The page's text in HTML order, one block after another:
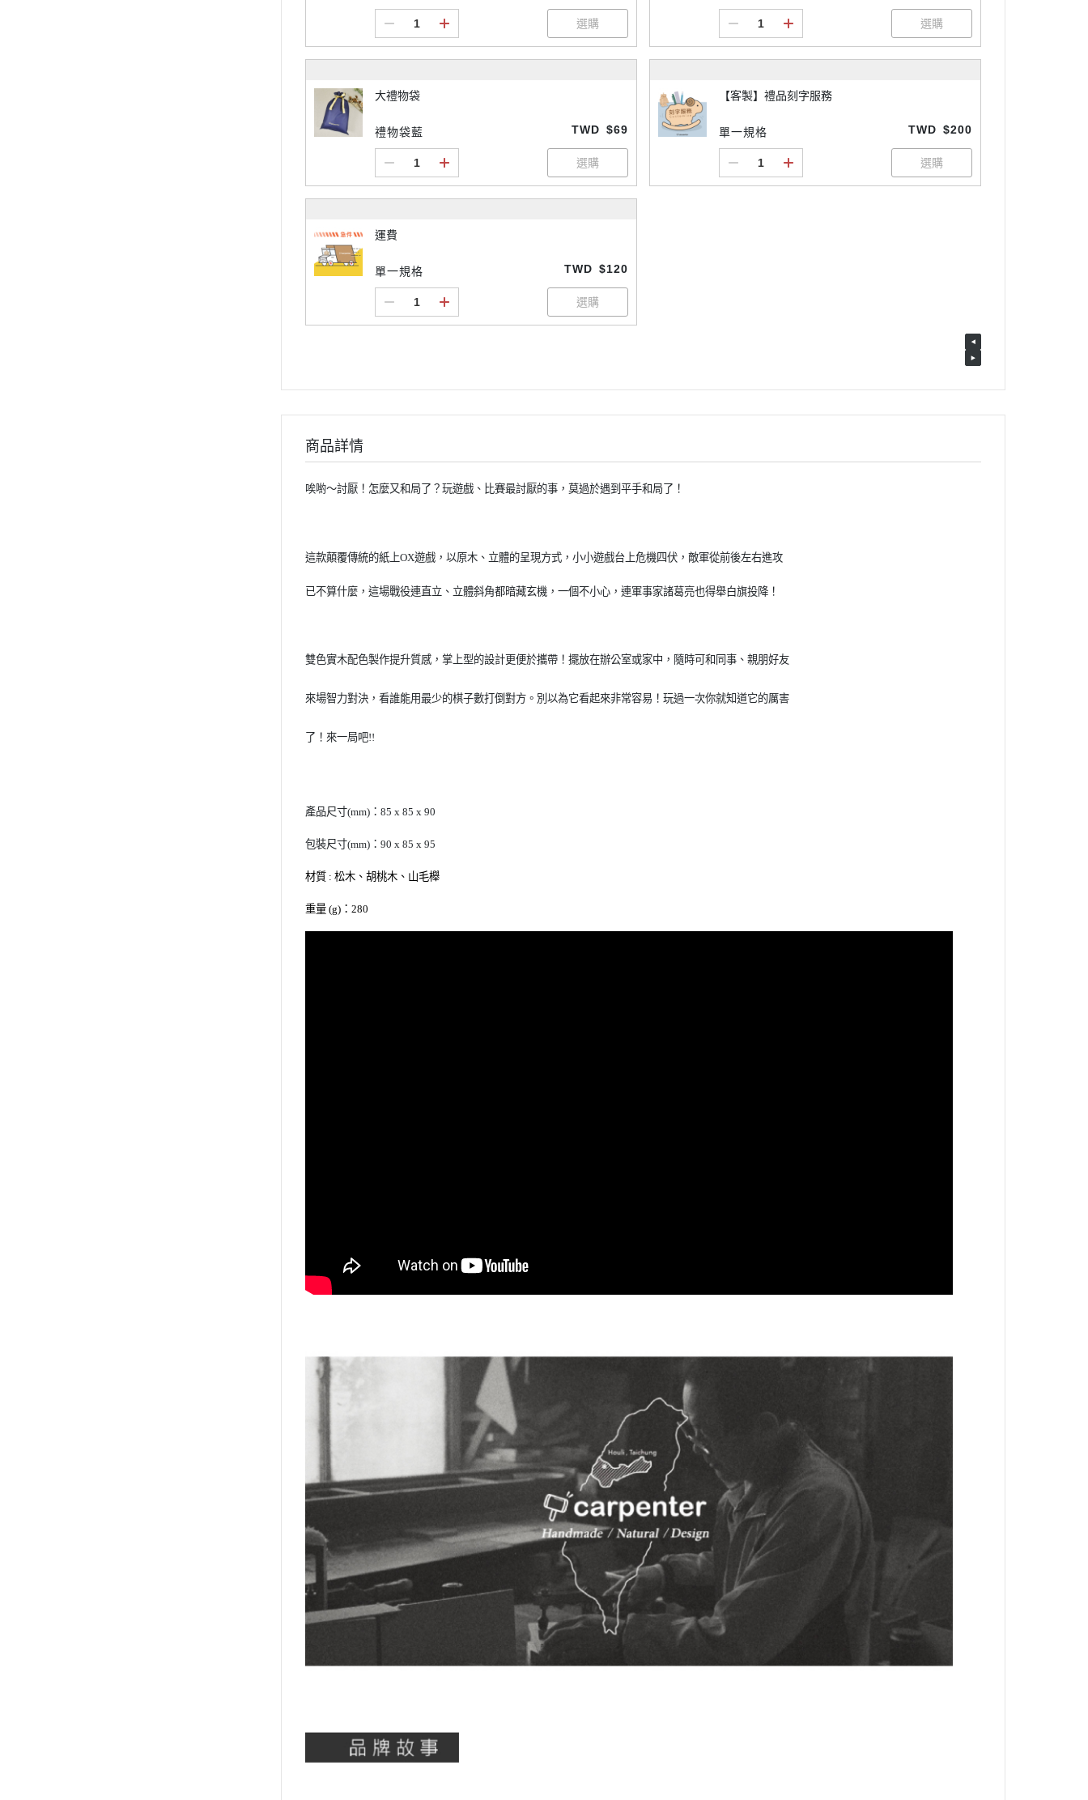
大禮物袋
禮物袋藍 TWD $69
【客製】禮品刻字服務
單一規格 TWD $200
運費
單一規格 TWD $120
商品詳情
唉喲～討厭！怎麼又和局了？ 玩遊戲、比賽最討厭的事，莫過於遇到平手和局了！
這款顛覆傳統的紙上OX遊戲，以原木、 立體的呈現方式，小小遊戲台上危機四伏，敵軍從前後左右進攻
已不算什麼，這場戰役連直立、立體斜角都暗藏玄機，一個不小心，連軍事家諸葛亮也得舉白旗投降！
雙色實木配色製作提升質感，掌上型的設計更便於攜帶！擺放在辦公室或家中，隨時可和同事、親朋好友
來場智力對決，看誰能用最少的棋子數打倒對方。別以為它看起來非常容易！玩過一次你就知道它的厲害
了！來一局吧!!
產品尺寸(mm)：85 x 85 x 90
包裝尺寸(mm)：90 x 85 x 95
材質 : 松木、胡桃木、山毛櫸
重量 (g)：280